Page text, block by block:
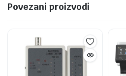
Povezani proizvodi